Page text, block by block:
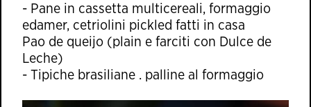
- Pane in cassetta multicereali, formaggio
edamer, cetriolini pickled fatti in casa
Pao de queijo (plain e farciti con Dulce de
Leche)
- Tipiche brasiliane . palline al formaggio